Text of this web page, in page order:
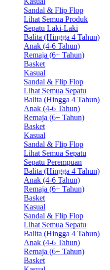
Sandal & Flip Flop
Lihat Semua Produk
Sepatu Laki-Laki
Balita (Hingga 4 Tahun)
Anak (4-6 Tahun)
Remaja (6+ Tahun)
Basket
Kasual
Sandal & Flip Flop
Lihat Semua Sepatu
Balita (Hingga 4 Tahun)
Anak (4-6 Tahun)
Remaja (6+ Tahun)
Basket
Kasual
Sandal & Flip Flop
Lihat Semua Sepatu
Sepatu Perempuan
Balita (Hingga 4 Tahun)
Anak (4-6 Tahun)
Remaja (6+ Tahun)
Basket
Kasual
Sandal & Flip Flop
Lihat Semua Sepatu
Balita (Hingga 4 Tahun)
Anak (4-6 Tahun)
Remaja (6+ Tahun)
Basket